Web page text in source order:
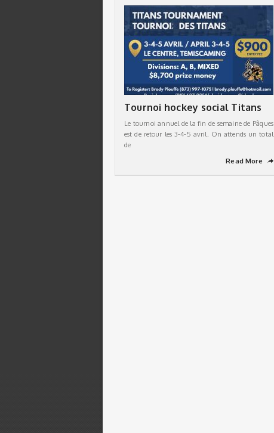
Tournoi hockey social Titans
Le tournoi annuel de la fin de semaine de Pâques
est de retour les 3-4-5 avril. On attends un total
de
Read More
➦